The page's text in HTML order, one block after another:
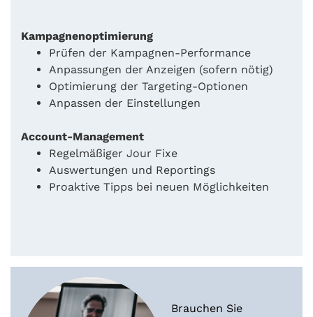
Kampagnenoptimierung
Prüfen der Kampagnen-Performance
Anpassungen der Anzeigen (sofern nötig)
Optimierung der Targeting-Optionen
Anpassen der Einstellungen
Account-Management
Regelmäßiger Jour Fixe
Auswertungen und Reportings
Proaktive Tipps bei neuen Möglichkeiten
Brauchen Sie